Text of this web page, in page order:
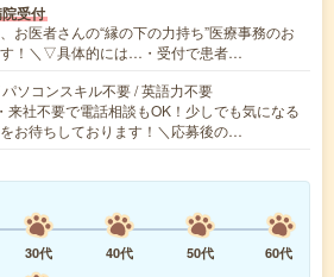
受付
お医者さんの“縁の下の力持ち”医療事務のお
！＼▽具体的には…・受付で患者…
ソコンスキル不要 / 英語力不要
来社不要で電話相談もOK！少しでも気になる
お待ちしております！＼応募後の…
30代 40代 50代
60代